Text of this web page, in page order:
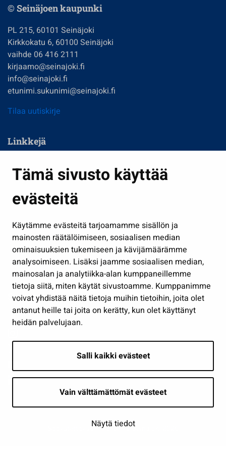
Tämä sivusto käyttää
evästeitä
Käytämme evästeitä tarjoamamme sisällön ja
mainosten räätälöimiseen, sosiaalisen median
ominaisuuksien tukemiseen ja kävijämäärämme
analysoimiseen. Lisäksi jaamme sosiaalisen median,
mainosalan ja analytiikka-alan kumppaneillemme
tietoja siitä, miten käytät sivustoamme. Kumppanimme
voivat yhdistää näitä tietoja muihin tietoihin, joita olet
antanut heille tai joita on kerätty, kun olet käyttänyt
heidän palvelujaan.
Salli kaikki evästeet
Vain välttämättömät evästeet
Näytä tiedot
© Seinäjoen kaupunki
PL 215, 60101 Seinäjoki
Kirkkokatu 6, 60100 Seinäjoki
vaihde 06 416 2111
kirjaamo@seinajoki.fi
info@seinajoki.fi
etunimi.sukunimi@seinajoki.fi
Tilaa uutiskirje
Linkkejä
Kasvatus ja opetus
Kulttuuri ja liikunta
Työ ja yrittäminen
Osallistu ja asioi
Näytä omat evästeasetukseni
Seuraa meitä
Saavutettavuusseloste | © Seinäjoki 2026